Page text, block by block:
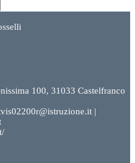
100, 31033 Castelfranco
|